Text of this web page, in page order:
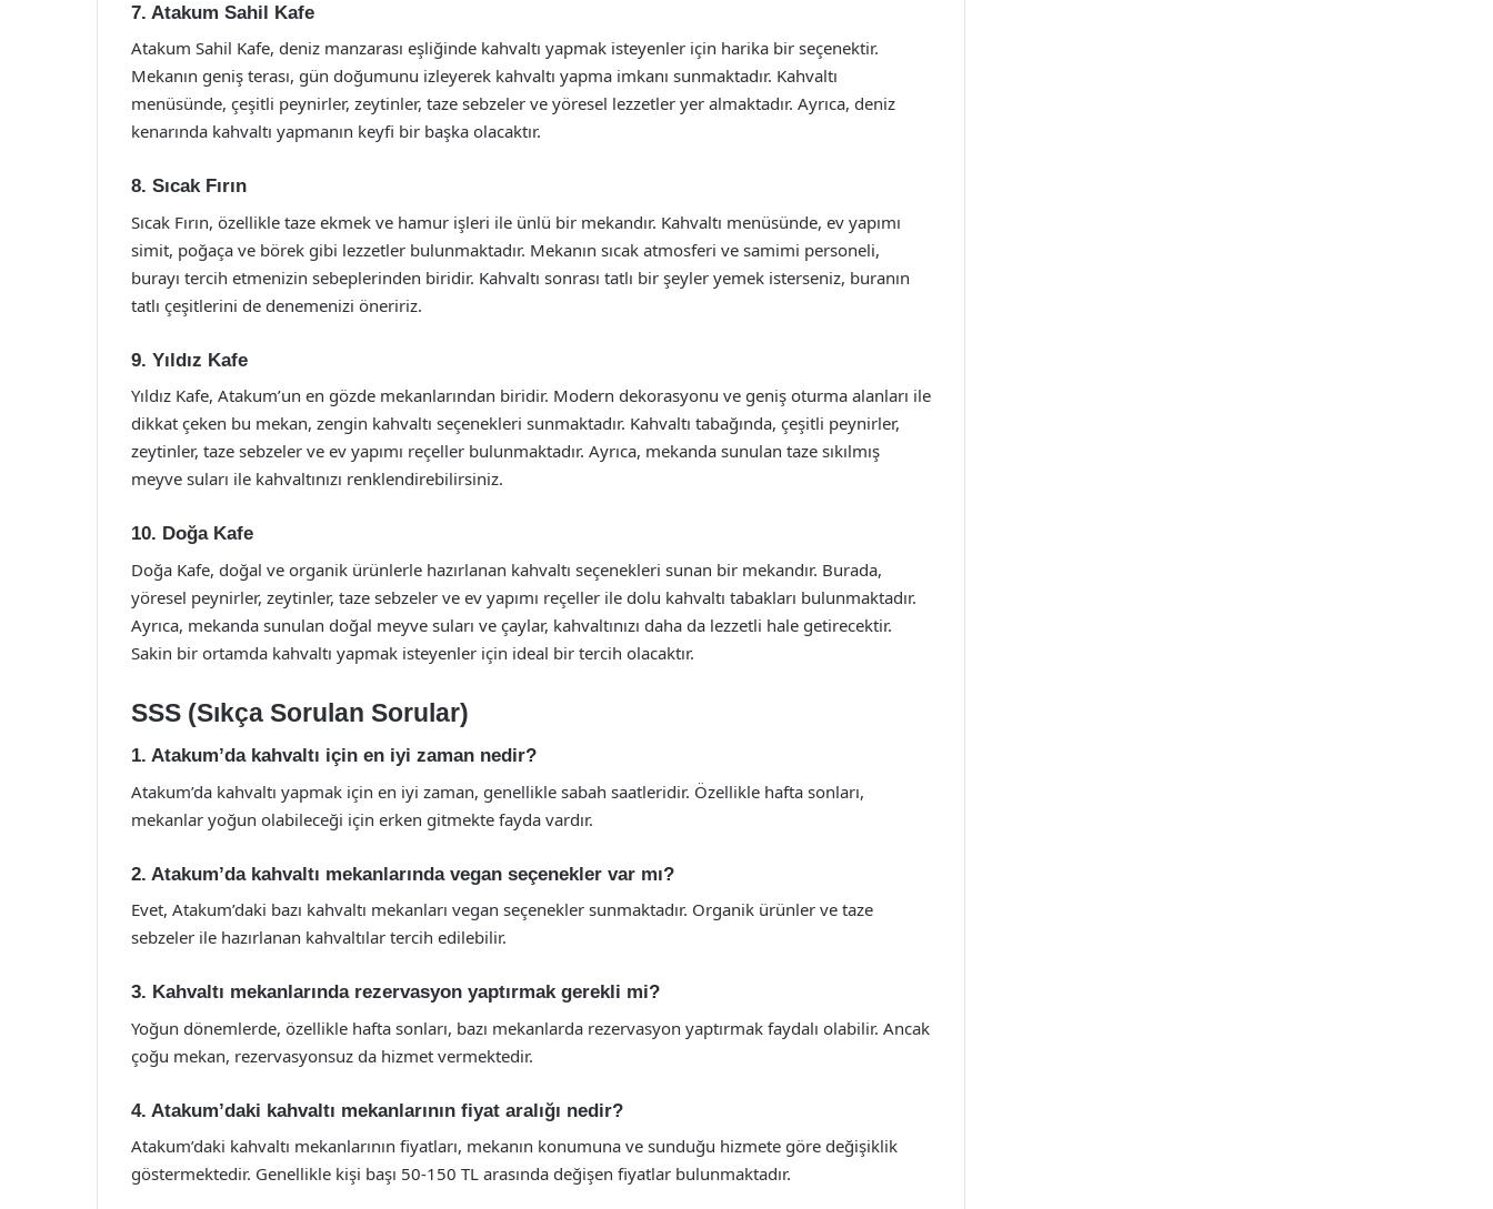
7. Atakum Sahil Kafe
Atakum Sahil Kafe, deniz manzarası eşliğinde kahvaltı yapmak isteyenler için harika bir seçenektir.
Mekanın geniş terası, gün doğumunu izleyerek kahvaltı yapma imkanı sunmaktadır. Kahvaltı
menüsünde, çeşitli peynirler, zeytinler, taze sebzeler ve yöresel lezzetler yer almaktadır. Ayrıca, deniz
kenarında kahvaltı yapmanın keyfi bir başka olacaktır.
8. Sıcak Fırın
Sıcak Fırın, özellikle taze ekmek ve hamur işleri ile ünlü bir mekandır. Kahvaltı menüsünde, ev yapımı
simit, poğaça ve börek gibi lezzetler bulunmaktadır. Mekanın sıcak atmosferi ve samimi personeli,
burayı tercih etmenizin sebeplerinden biridir. Kahvaltı sonrası tatlı bir şeyler yemek isterseniz, buranın
tatlı çeşitlerini de denemenizi öneririz.
9. Yıldız Kafe
Yıldız Kafe, Atakum’un en gözde mekanlarından biridir. Modern dekorasyonu ve geniş oturma alanları ile
dikkat çeken bu mekan, zengin kahvaltı seçenekleri sunmaktadır. Kahvaltı tabağında, çeşitli peynirler,
zeytinler, taze sebzeler ve ev yapımı reçeller bulunmaktadır. Ayrıca, mekanda sunulan taze sıkılmış
meyve suları ile kahvaltınızı renklendirebilirsiniz.
10. Doğa Kafe
Doğa Kafe, doğal ve organik ürünlerle hazırlanan kahvaltı seçenekleri sunan bir mekandır. Burada,
yöresel peynirler, zeytinler, taze sebzeler ve ev yapımı reçeller ile dolu kahvaltı tabakları bulunmaktadır.
Ayrıca, mekanda sunulan doğal meyve suları ve çaylar, kahvaltınızı daha da lezzetli hale getirecektir.
Sakin bir ortamda kahvaltı yapmak isteyenler için ideal bir tercih olacaktır.
SSS (Sıkça Sorulan Sorular)
1. Atakum’da kahvaltı için en iyi zaman nedir?
Atakum’da kahvaltı yapmak için en iyi zaman, genellikle sabah saatleridir. Özellikle hafta sonları,
mekanlar yoğun olabileceği için erken gitmekte fayda vardır.
2. Atakum’da kahvaltı mekanlarında vegan seçenekler var mı?
Evet, Atakum’daki bazı kahvaltı mekanları vegan seçenekler sunmaktadır. Organik ürünler ve taze
sebzeler ile hazırlanan kahvaltılar tercih edilebilir.
3. Kahvaltı mekanlarında rezervasyon yaptırmak gerekli mi?
Yoğun dönemlerde, özellikle hafta sonları, bazı mekanlarda rezervasyon yaptırmak faydalı olabilir. Ancak
çoğu mekan, rezervasyonsuz da hizmet vermektedir.
4. Atakum’daki kahvaltı mekanlarının fiyat aralığı nedir?
Atakum’daki kahvaltı mekanlarının fiyatları, mekanın konumuna ve sunduğu hizmete göre değişiklik
göstermektedir. Genellikle kişi başı 50-150 TL arasında değişen fiyatlar bulunmaktadır.